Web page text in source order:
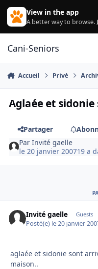
Aller au contenu
View in the app
A better way to browse.
Cani-Seniors
Accueil Privé
Aglaée et sidonie
Partager
ParInvité gaelle
le 20 janvier 200719 a
Invité gaelle Guests
Posté(e) le 20 janvier
aglaée et sidonie sont
maison..